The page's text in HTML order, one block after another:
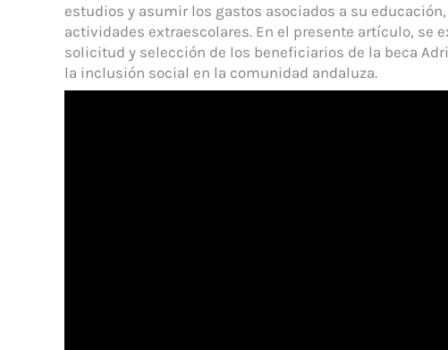
estudios y asumir los gastos asociados a su
actividades extraescolares. En el presente artículo, se
solicitud y selección de los beneficiarios de la beca
la inclusión social en la comunidad andaluza.